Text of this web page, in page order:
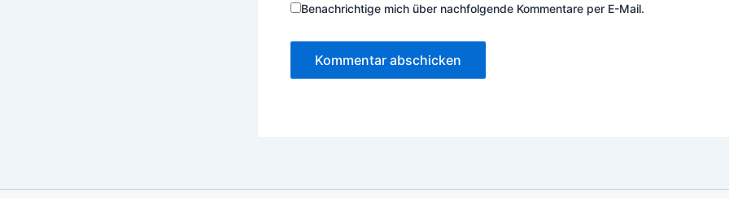
Benachrichtige mich über nachfolgende Kommentare per E-Mail.